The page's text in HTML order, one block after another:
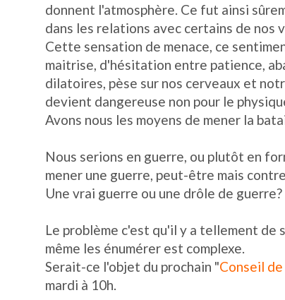
donnent l'atmosphère. Ce fut ainsi
dans les relations avec certains de nos
Cette sensation de menace, ce
maitrise, d'hésitation entre patience,
dilatoires, pèse sur nos cerveaux et
devient dangereuse non pour le
Avons nous les moyens de mener la
Nous serions en guerre, ou plutôt en
mener une guerre, peut-être mais
Une vrai guerre ou une drôle de guerre?
Le problème c'est qu'il y a tellement de
même les énumérer est complexe.
Serait-ce l'objet du prochain "Conseil
mardi à 10h.